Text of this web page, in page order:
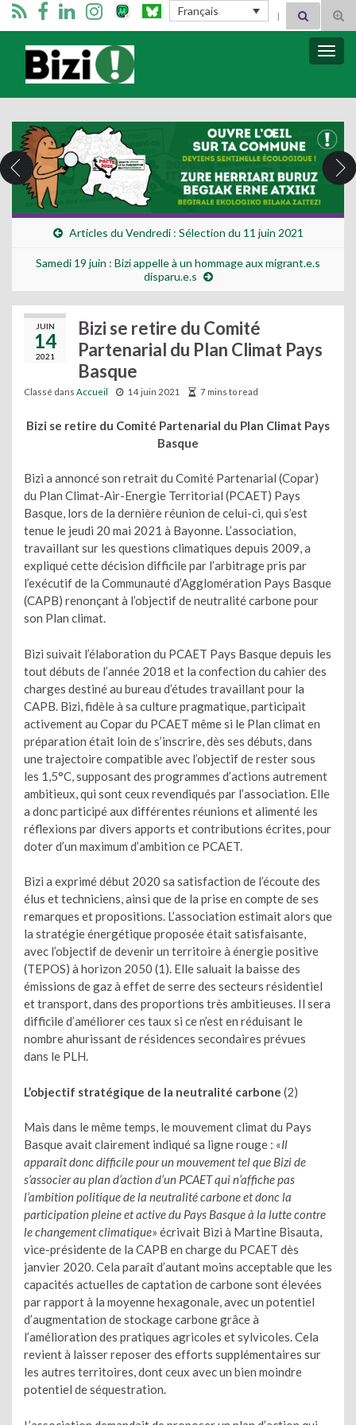
Français Search for:
Bizimugi
Articles du Vendredi : Sélection du 11 juin 2021
Samedi 19 juin : Bizi appelle à un hommage aux migrant.e.s
disparu.e.s
JUIN
14
2021
Bizi se retire du Comité
Partenarial du Plan Climat Pays
Basque
Classé dans Accueil 14 juin 2021 7 mins to read
Bizi se retire du Comité Partenarial du Plan Climat Pays
Basque
Bizi a annoncé son retrait du Comité Partenarial (Copar)
du Plan Climat-Air-Energie Territorial (PCAET) Pays
Basque, lors de la dernière réunion de celui-ci, qui s’est
tenue le jeudi 20 mai 2021 à Bayonne. L’association,
travaillant sur les questions climatiques depuis 2009, a
expliqué cette décision difficile par l’arbitrage pris par
l’exécutif de la Communauté d’Agglomération Pays Basque
(CAPB) renonçant à l’objectif de neutralité carbone pour
son Plan climat.
Bizi suivait l’élaboration du PCAET Pays Basque depuis les
tout débuts de l’année 2018 et la confection du cahier des
charges destiné au bureau d’études travaillant pour la
CAPB. Bizi, fidèle à sa culture pragmatique, participait
activement au Copar du PCAET même si le Plan climat en
préparation était loin de s’inscrire, dès ses débuts, dans
une trajectoire compatible avec l’objectif de rester sous
les 1,5°C, supposant des programmes d’actions autrement
ambitieux, qui sont ceux revendiqués par l’association. Elle
a donc participé aux différentes réunions et alimenté les
réflexions par divers apports et contributions écrites, pour
doter d’un maximum d’ambition ce PCAET.
Bizi a exprimé début 2020 sa satisfaction de l’écoute des
élus et techniciens, ainsi que de la prise en compte de ses
remarques et propositions. L’association estimait alors que
la stratégie énergétique proposée était satisfaisante,
avec l’objectif de devenir un territoire à énergie positive
(TEPOS) à horizon 2050 (1). Elle saluait la baisse des
émissions de gaz à effet de serre des secteurs résidentiel
et transport, dans des proportions très ambitieuses. Il sera
difficile d’améliorer ces taux si ce n’est en réduisant le
nombre ahurissant de résidences secondaires prévues
dans le PLH.
L’objectif stratégique de la neutralité carbone (2)
Mais dans le même temps, le mouvement climat du Pays
Basque avait clairement indiqué sa ligne rouge : «Il
apparaît donc difficile pour un mouvement tel que Bizi de
s’associer au plan d’action d’un PCAET qui n’affiche pas
l’ambition politique de la neutralité carbone et donc la
participation pleine et active du Pays Basque à la lutte contre
le changement climatique» écrivait Bizi à Martine Bisauta,
vice-présidente de la CAPB en charge du PCAET dès
janvier 2020. Cela paraît d’autant moins acceptable que les
capacités actuelles de captation de carbone sont élevées
par rapport à la moyenne hexagonale, avec un potentiel
d’augmentation de stockage carbone grâce à
l’amélioration des pratiques agricoles et sylvicoles. Cela
revient à laisser reposer des efforts supplémentaires sur
les autres territoires, dont ceux avec un bien moindre
potentiel de séquestration.